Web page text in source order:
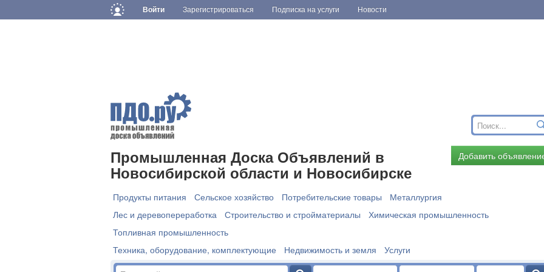
Войти Зарегистрироваться Подписка на услуги Новости
Промышленная Доска Объявлений в
Новосибирской области и Новосибирске
Добавить
Продукты питания Сельское хозяйство Потребительские товары
Металлургия
Лес и деревопереработка
Строительство и стройматериалы
Химическая промышленность
Топливная промышленность
Техника, оборудование, комплектующие
Недвижимость и земля Услуги